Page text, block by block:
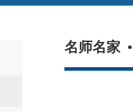
名师名家 •